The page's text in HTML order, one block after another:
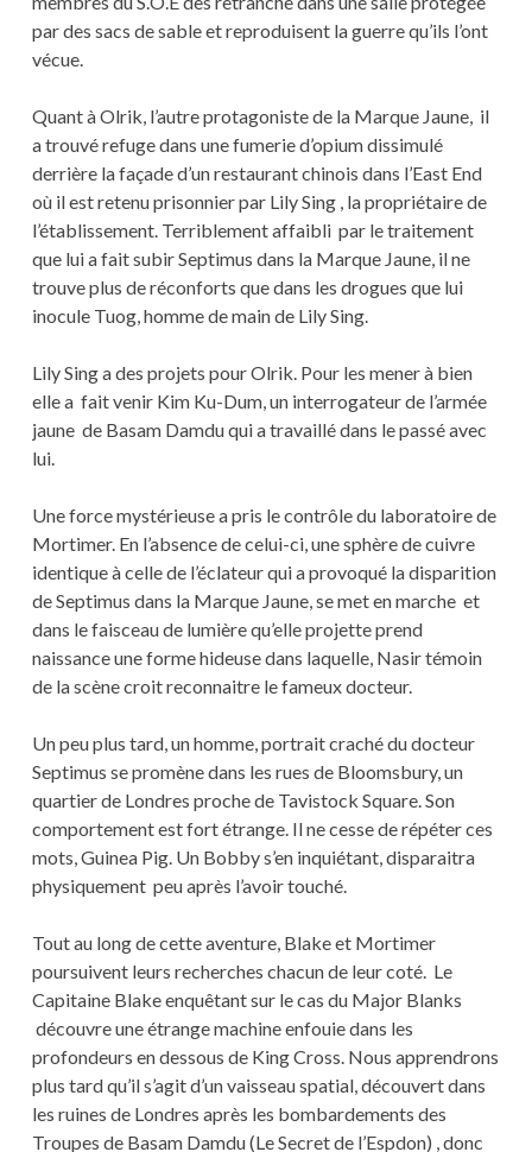
par des sacs de sable et reproduisent la guerre qu’ils l’ont
vécue.
Quant à Olrik, l’autre protagoniste de la Marque Jaune, il
a trouvé refuge dans une fumerie d’opium dissimulé
derrière la façade d’un restaurant chinois dans l’East End
où il est retenu prisonnier par Lily Sing , la propriétaire de
l’établissement. Terriblement affaibli par le traitement
que lui a fait subir Septimus dans la Marque Jaune, il ne
trouve plus de réconforts que dans les drogues que lui
inocule Tuog, homme de main de Lily Sing.
Lily Sing a des projets pour Olrik. Pour les mener à bien
elle a fait venir Kim Ku-Dum, un interrogateur de l’armée
jaune de Basam Damdu qui a travaillé dans le passé avec
lui.
Une force mystérieuse a pris le contrôle du laboratoire de
Mortimer. En l’absence de celui-ci, une sphère de cuivre
identique à celle de l’éclateur qui a provoqué la disparition
de Septimus dans la Marque Jaune, se met en marche et
dans le faisceau de lumière qu’elle projette prend
naissance une forme hideuse dans laquelle, Nasir témoin
de la scène croit reconnaitre le fameux docteur.
Un peu plus tard, un homme, portrait craché du docteur
Septimus se promène dans les rues de Bloomsbury, un
quartier de Londres proche de Tavistock Square. Son
comportement est fort étrange. Il ne cesse de répéter ces
mots, Guinea Pig. Un Bobby s’en inquiétant, disparaitra
physiquement peu après l’avoir touché.
Tout au long de cette aventure, Blake et Mortimer
poursuivent leurs recherches chacun de leur coté. Le
Capitaine Blake enquêtant sur le cas du Major Blanks
découvre une étrange machine enfouie dans les
profondeurs en dessous de King Cross. Nous apprendrons
plus tard qu’il s’agit d’un vaisseau spatial, découvert dans
les ruines de Londres après les bombardements des
Troupes de Basam Damdu (Le Secret de l’Espdon) , donc